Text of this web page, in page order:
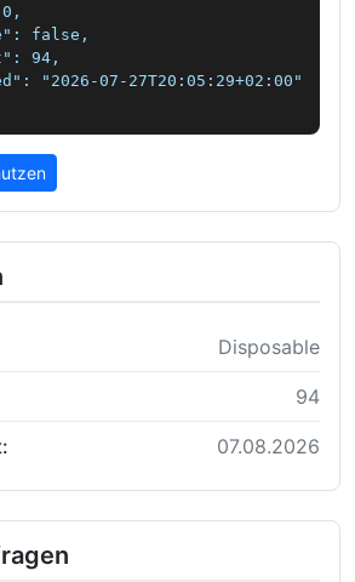
false,
94,
"2026-07-27T20:05:29+02:00"
Disposable
94
07.08.2026